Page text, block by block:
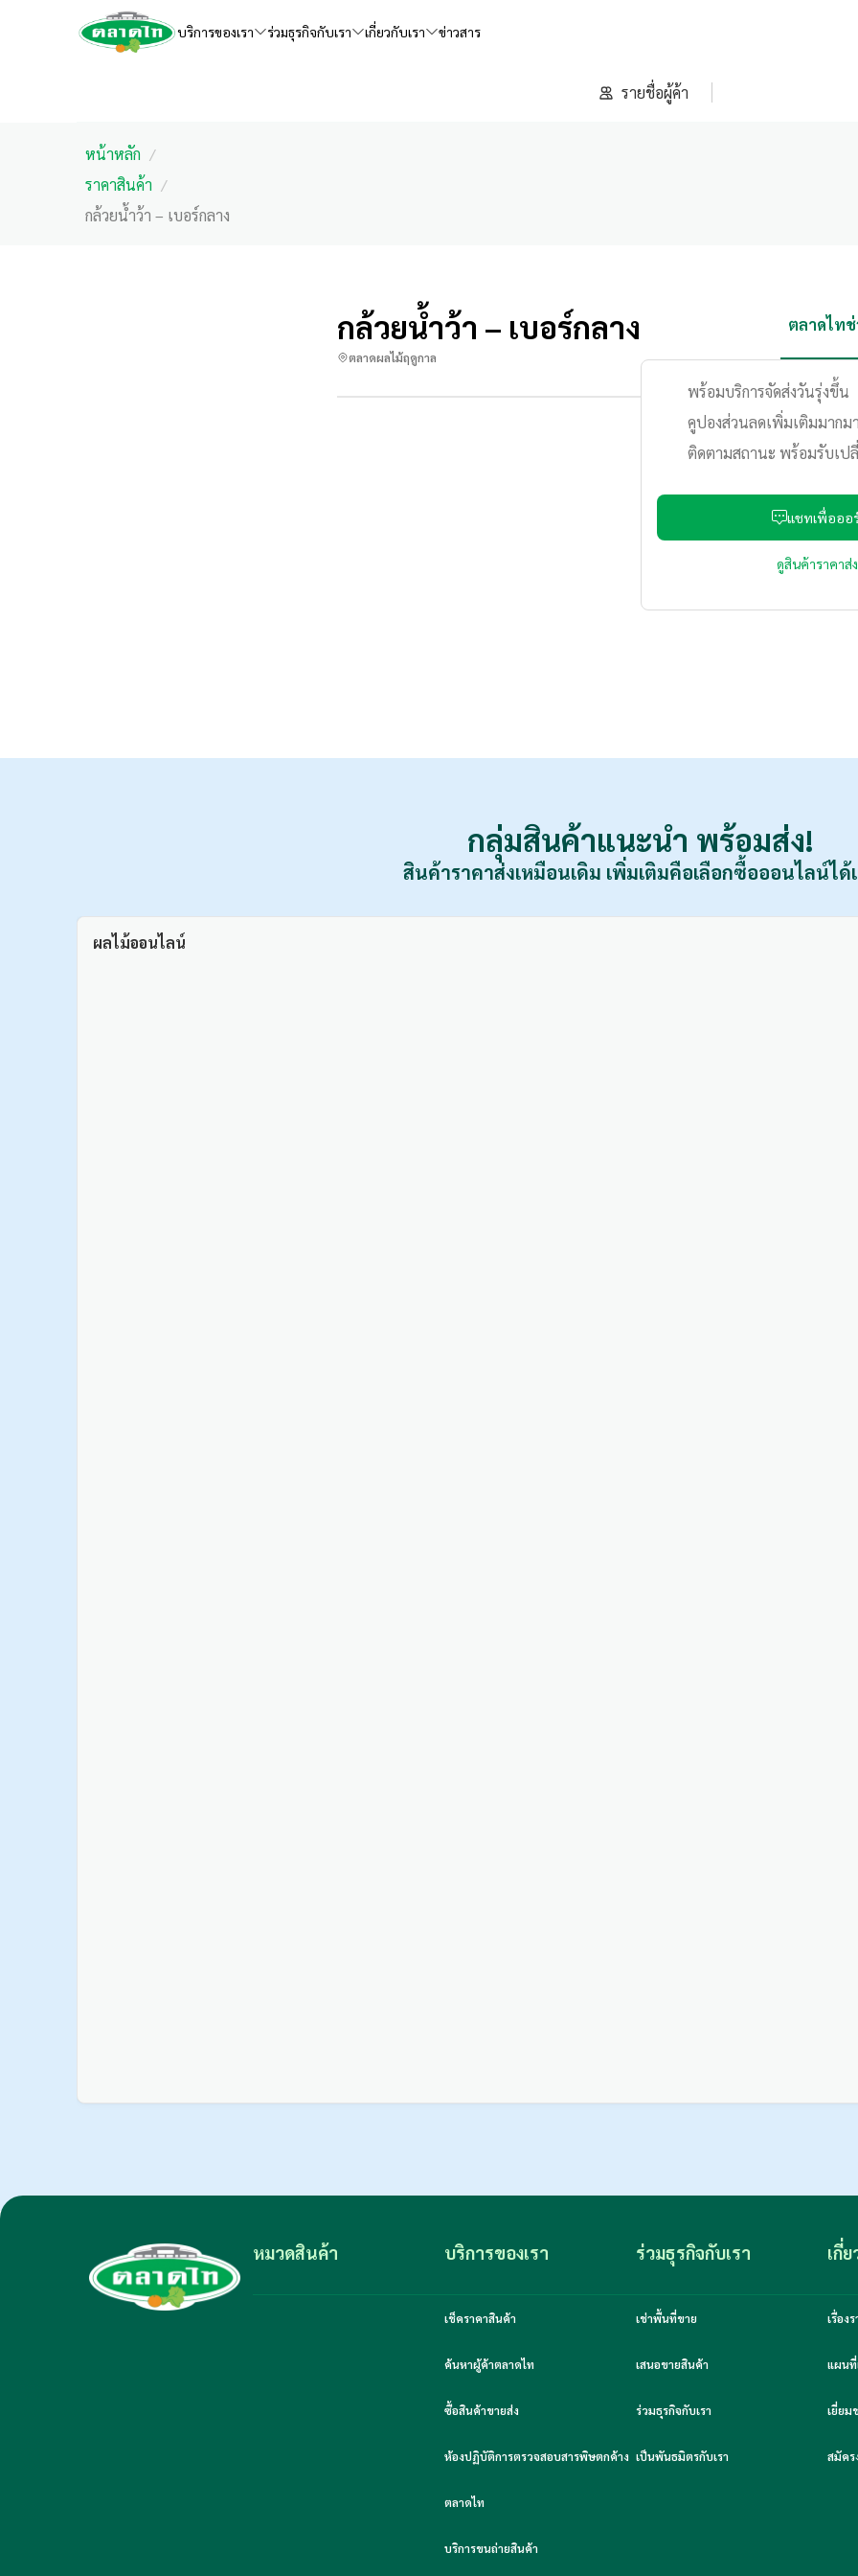
บริการของเรา ร่วมธุรกิจกับเรา เกี่ยวกับเรา ข่าวสาร
รายชื่อผู้ค้า
หน้าหลัก /
ราคาสินค้า /
กล้วยน้ำว้า – เบอร์กลาง
กล้วยน้ำว้า – เบอร์กลาง
ตลาดผลไม้ฤดูกาล
ตลาดไท
พร้อมบริการจัดส่งวันรุ่งขึ้น
คูปองส่วนลดเพิ่มเติมมากม
ติดตามสถานะ พร้อมรับเป
แชทเพื่อออร์
ดูสินค้าราคาส่
กลุ่มสินค้าแนะนำ พร้อมส่ง!
สินค้าราคาส่งเหมือนเดิม เพิ่มเติมคือเลือกซื้อออนไลน์ได้
ผลไม้ออนไลน์
หมวดสินค้า บริการของเรา
เช็คราคาสินค้า
ค้นหาผู้ค้าตลาดไท
ซื้อสินค้าขายส่ง
ห้องปฏิบัติการตรวจสอบสารพิษตกค้าง
ตลาดไท
บริการขนถ่ายสินค้า
ร่วมธุรกิจกับเรา
เช่าพื้นที่ขาย
เสนอขายสินค้า
ร่วมธุรกิจกับเรา
เป็นพันธมิตรกับเรา
เกี่
เรื่อง
แผน
เยี่ยม
สมัคร